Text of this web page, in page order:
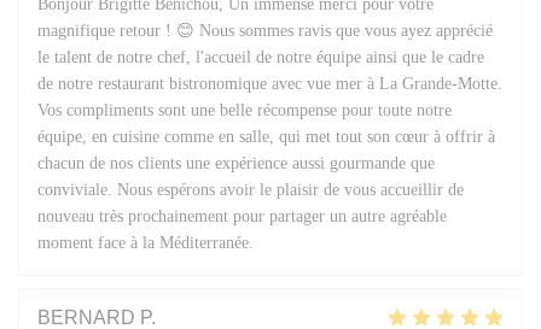
Bonjour Brigitte Benichou, Un immense merci pour votre
magnifique retour ! 😊 Nous sommes ravis que vous ayez apprécié
le talent de notre chef, l'accueil de notre équipe ainsi que le cadre
de notre restaurant bistronomique avec vue mer à La Grande-Motte.
Vos compliments sont une belle récompense pour toute notre
équipe, en cuisine comme en salle, qui met tout son cœur à offrir à
chacun de nos clients une expérience aussi gourmande que
conviviale. Nous espérons avoir le plaisir de vous accueillir de
nouveau très prochainement pour partager un autre agréable
moment face à la Méditerranée.
BERNARD P